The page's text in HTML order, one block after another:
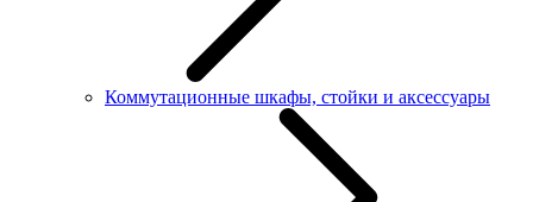
Коммутационные шкафы, стойки и аксессуары